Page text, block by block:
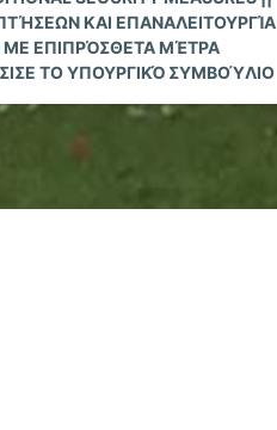
ΚΑΙ ΕΠΑΝΑΛΕΙΤΟΥΡΓΊΑ
ΕΠΙΠΡΌΣΘΕΤΑ ΜΈΤΡΑ
ΤΟ ΥΠΟΥΡΓΙΚΌ ΣΥΜΒΟΎΛΙΟ